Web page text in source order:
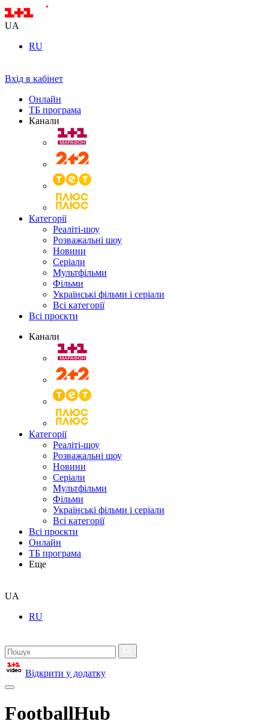
UA
RU
Вхід в кабінет
Онлайн
ТБ програма
Канали
Категорії
Реаліті-шоу
Розважальні шоу
Новини
Серіали
Мультфільми
Фільми
Українські фільми і серіали
Всі категорії
Всі проєкти
Канали
Категорії
Реаліті-шоу
Розважальні шоу
Новини
Серіали
Мультфільми
Фільми
Українські фільми і серіали
Всі категорії
Всі проєкти
Онлайн
ТБ програма
Еще
UA
RU
Відкрити у додатку
FootballHub